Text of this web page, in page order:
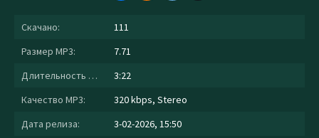
Скачано:
111
Размер MP3:
7.71
Длительность MP3:
3:22
Качество MP3:
320 kbps, Stereo
Дата релиза:
3-02-2026, 15:50